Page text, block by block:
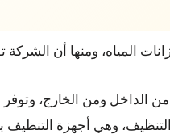
المياه، ومنها أن
الداخل ومن الخارج،
وهي أجهزة التنظيف